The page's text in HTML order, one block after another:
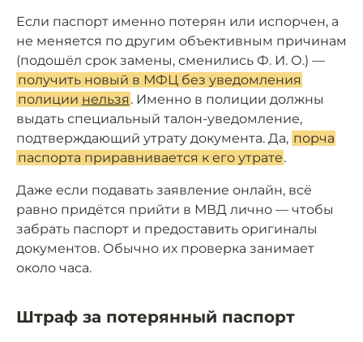
Если паспорт именно потерян или испорчен, а
не меняется по другим объективным причинам
(подошёл срок замены, сменились Ф. И. О.) —
получить новый в МФЦ без уведомления
полиции нельзя . Именно в полиции должны
выдать специальный талон-уведомление,
подтверждающий утрату документа. Да, порча
паспорта приравнивается к его утрате.
Даже если подавать заявление онлайн, всё
равно придётся прийти в МВД лично — чтобы
забрать паспорт и предоставить оригиналы
документов. Обычно их проверка занимает
около часа.
Штраф за потерянный паспорт